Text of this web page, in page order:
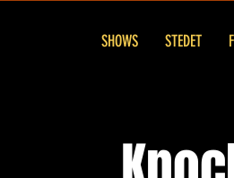
SHOWS STEDET